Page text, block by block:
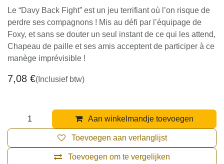
Le “Davy Back Fight” est un jeu terrifiant où l’on risque de
perdre ses compagnons ! Mis au défi par l’équipage de
Foxy, et sans se douter un seul instant de ce qui les attend,
Chapeau de paille et ses amis acceptent de participer à ce
manège imprévisible !
7,08 €(Inclusief btw)
Aan winkelmandje toevoegen
Toevoegen om te vergelijken
Toevoegen aan verlanglijst